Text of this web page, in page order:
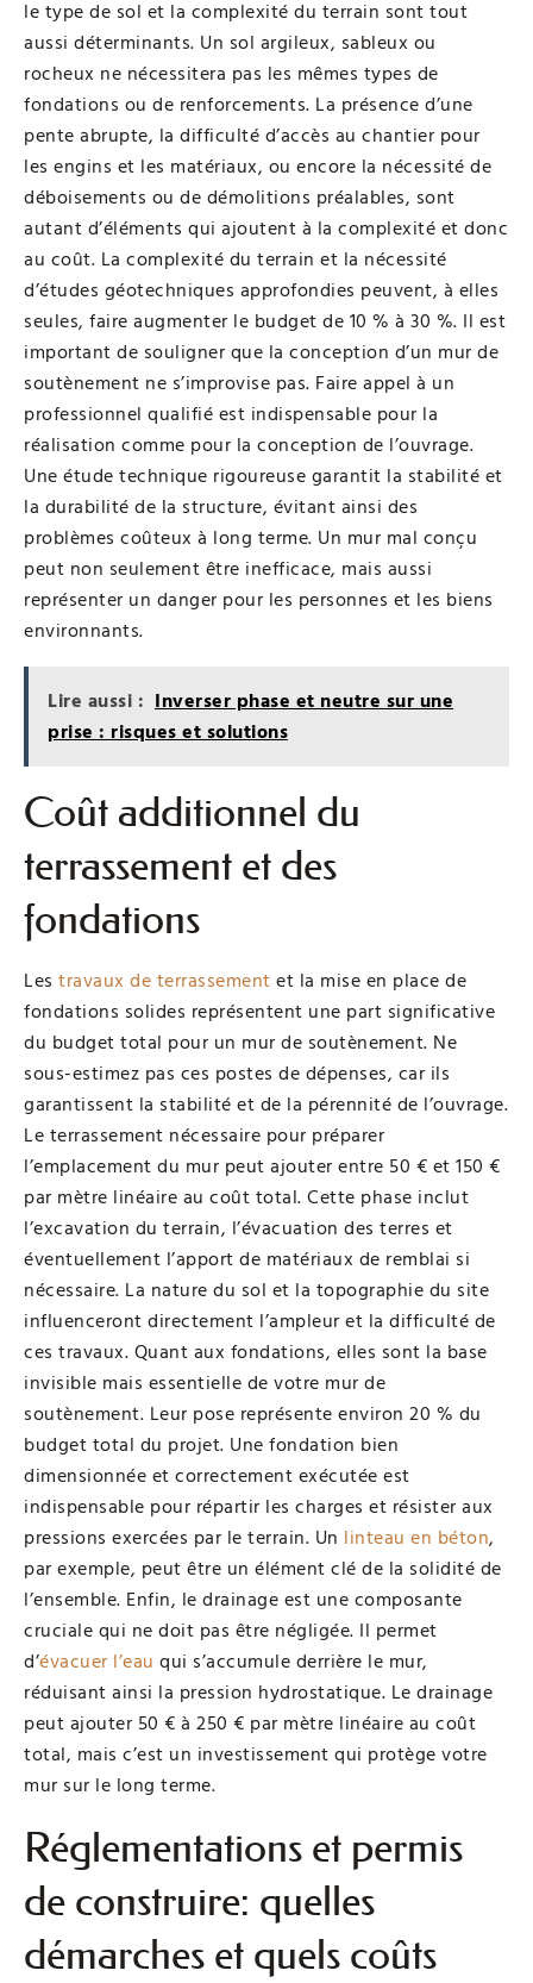
le type de sol et la complexité du terrain sont tout
aussi déterminants. Un sol argileux, sableux ou
rocheux ne nécessitera pas les mêmes types de
fondations ou de renforcements. La présence d’une
pente abrupte, la difficulté d’accès au chantier pour
les engins et les matériaux, ou encore la nécessité de
déboisements ou de démolitions préalables, sont
autant d’éléments qui ajoutent à la complexité et donc
au coût. La complexité du terrain et la nécessité
d’études géotechniques approfondies peuvent, à elles
seules, faire augmenter le budget de 10 % à 30 %. Il est
important de souligner que la conception d’un mur de
soutènement ne s’improvise pas. Faire appel à un
professionnel qualifié est indispensable pour la
réalisation comme pour la conception de l’ouvrage.
Une étude technique rigoureuse garantit la stabilité et
la durabilité de la structure, évitant ainsi des
problèmes coûteux à long terme. Un mur mal conçu
peut non seulement être inefficace, mais aussi
représenter un danger pour les personnes et les biens
environnants.
Lire aussi : Inverser phase et neutre sur une
prise : risques et solutions
Coût additionnel du
terrassement et des
fondations
Les travaux de terrassement et la mise en place de
fondations solides représentent une part significative
du budget total pour un mur de soutènement. Ne
sous-estimez pas ces postes de dépenses, car ils
garantissent la stabilité et de la pérennité de l’ouvrage.
Le terrassement nécessaire pour préparer
l’emplacement du mur peut ajouter entre 50 € et 150 €
par mètre linéaire au coût total. Cette phase inclut
l’excavation du terrain, l’évacuation des terres et
éventuellement l’apport de matériaux de remblai si
nécessaire. La nature du sol et la topographie du site
influenceront directement l’ampleur et la difficulté de
ces travaux. Quant aux fondations, elles sont la base
invisible mais essentielle de votre mur de
soutènement. Leur pose représente environ 20 % du
budget total du projet. Une fondation bien
dimensionnée et correctement exécutée est
indispensable pour répartir les charges et résister aux
pressions exercées par le terrain. Un linteau en béton,
par exemple, peut être un élément clé de la solidité de
l’ensemble. Enfin, le drainage est une composante
cruciale qui ne doit pas être négligée. Il permet
d’évacuer l’eau qui s’accumule derrière le mur,
réduisant ainsi la pression hydrostatique. Le drainage
peut ajouter 50 € à 250 € par mètre linéaire au coût
total, mais c’est un investissement qui protège votre
mur sur le long terme.
Réglementations et permis
de construire: quelles
démarches et quels coûts